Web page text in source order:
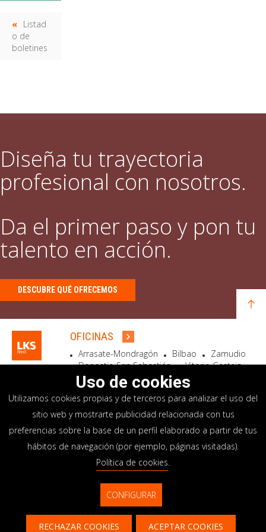
Listad
o de
boletines
Diseña tu trayectoria
profesional con nosotros.
Da el primer paso y pon tu
talento en acción.
DESCUBRE QUÉ OFRECEMOS
OFICINAS
Arrasate-Mondragón Bilbao
Zamudio
Donostia-San Sebastián
Vitoria-Gasteiz
Madrid
El Astillero Bidart
SEDE SOCIAL
Goiru, 7 Arrasate-Mondragón
CP 20500 GIPUZKOA – SPAIN
+34 900 84 14 14
info@lksnext.com
Aviso legal
Portal de privacidad
Política de cookies
Sistema interno información
Uso de cookies
Utilizamos cookies propias y de terceros para analizar el uso del
sitio web y mostrarte publicidad relacionada con tus
preferencias sobre la base de un perfil elaborado a partir de tus
hábitos de navegación (por ejemplo, páginas visitadas).
Política de cookies.
CONFIGURAR
RECHAZAR COOKIES ACEPTAR COOKIES